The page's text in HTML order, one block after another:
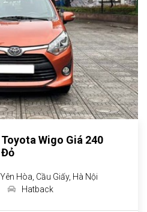
Toyota Wigo Giá 240
Đỏ
Hòa, Cầu Giấy, Hà Nội
Hatback